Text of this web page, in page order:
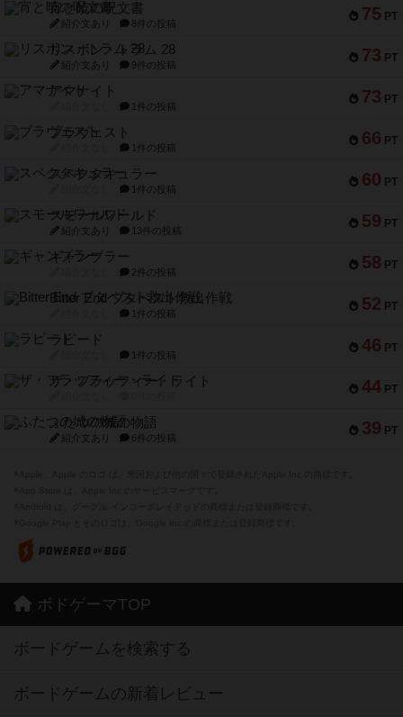
75 PT
宵と暁の呪文書
紹介文あり 8件の投稿
73 PT
リスボン・トラム 28
紹介文あり 9件の投稿
73 PT
アマナイト
1件の投稿
66 PT
ブラヴェスト
1件の投稿
60 PT
スペクタキュラー
1件の投稿
59 PT
スモールワールド
紹介文あり 13件の投稿
58 PT
ギャンブラー
2件の投稿
52 PT
Bitter End ブタペスト救出作戦
1件の投稿
46 PT
ラピード
1件の投稿
44 PT
ザ・フラッフィー・ライト
39 PT
ふたつの城の物語
紹介文あり 6件の投稿
ボドゲーマTOP
ボードゲームを検索する
ボードゲームの新着レビュー